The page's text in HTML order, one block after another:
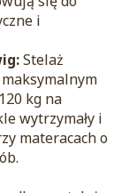
i
Stelaż
kg na
wytrzymały i
materacach o